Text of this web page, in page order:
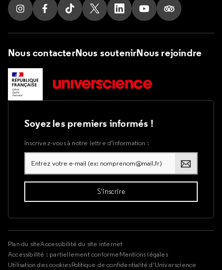
Suivez nous sur Instagram
Suivez nous sur Facebook
Suivez nous sur Tik Tok
Suivez nous sur X
Suivez nous sur LinkedIn
Suivez nous sur
Suivez nous
Nous contacterNous soutenirNous rejoindre
Soyez les premiers informés !
Inscrivez-vous à notre lettre d’information :
Plan du siteAccessibilité du site internet
Accessibilité : partiellement conformeMentions légales
Utilisation des cookiesPolitique de confidentialité d'Universcience